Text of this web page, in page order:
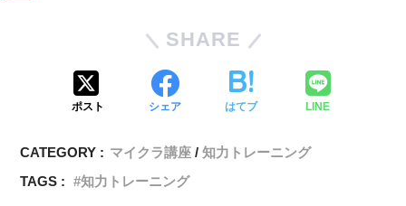
SHARE
ポスト シェア はてブ LINE
CATEGORY : マイクラ講座
知力トレーニング
TAGS :
知力トレーニング